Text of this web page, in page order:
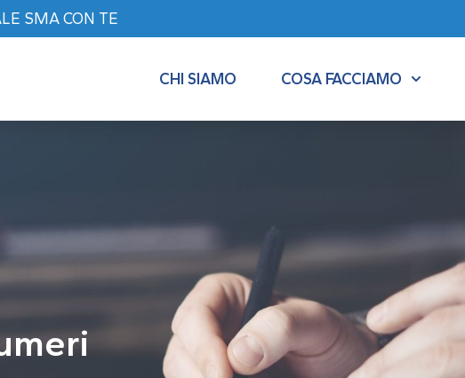
SMA CON TE
CHI SIAMO COSA FACCIAMO